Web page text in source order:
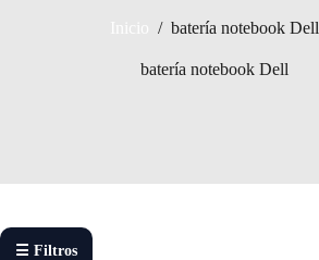
/ batería notebook Dell
batería notebook Dell
☰ Filtros